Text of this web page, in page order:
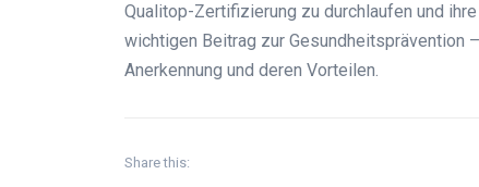
Qualitop-Zertifizierung zu durchlaufen und
wichtigen Beitrag zur Gesundheitsprävention
Anerkennung und deren Vorteilen.
Share this: